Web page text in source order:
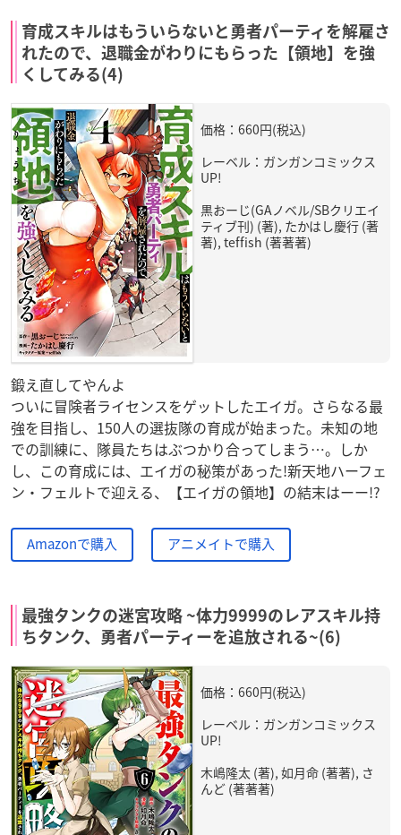
育成スキルはもういらないと勇者パーティを解雇さ
れたので、退職金がわりにもらった【領地】を強
くしてみる(4)
価格：660円(税込)
レーベル：ガンガンコミックス
UP!
黒おーじ(GAノベル/SBクリエイ
ティブ刊) (著), たかはし慶行 (著
著), teffish (著著著)
鍛え直してやんよ
ついに冒険者ライセンスをゲットしたエイガ。さらなる最
強を目指し、150人の選抜隊の育成が始まった。未知の地
での訓練に、隊員たちはぶつかり合ってしまう…。しか
し、この育成には、エイガの秘策があった!新天地ハーフェ
ン・フェルトで迎える、【エイガの領地】の結末はーー!?
Amazonで購入 アニメイトで購入
最強タンクの迷宮攻略 ~体力9999のレアスキル持
ちタンク、勇者パーティーを追放される~(6)
価格：660円(税込)
レーベル：ガンガンコミックス
UP!
木嶋隆太 (著), 如月命 (著著), さ
んど (著著著)